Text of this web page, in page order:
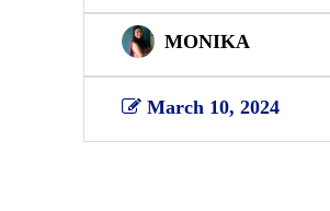
MONIKA
March 10, 2024